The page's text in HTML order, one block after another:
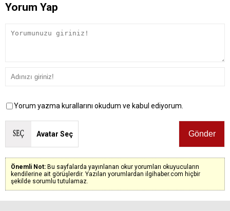
Yorum Yap
Yorum yazma kurallarını okudum ve kabul ediyorum.
Avatar Seç
Önemli Not: Bu sayfalarda yayınlanan okur yorumları okuyucuların
kendilerine ait görüşlerdir. Yazılan yorumlardan ilgihaber.com hiçbir
şekilde sorumlu tutulamaz.